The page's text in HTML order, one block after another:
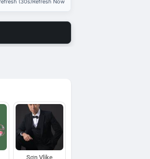
Sơn Vlike